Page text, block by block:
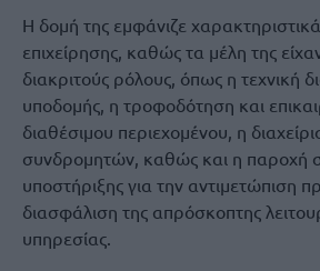
Η δομή της εμφάνιζε
επιχείρησης, καθώς τα μέλη της
διακριτούς ρόλους, όπως η τεχνική
υποδομής, η τροφοδότηση και
διαθέσιμου περιεχομένου, η
συνδρομητών, καθώς και η παροχή
υποστήριξης για την αντιμετώπιση
διασφάλιση της απρόσκοπτης
υπηρεσίας.